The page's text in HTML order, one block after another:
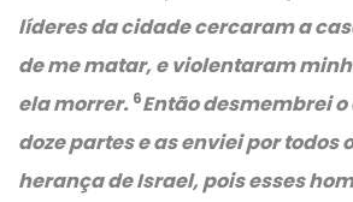
líderes da cidade cercaram a
de me matar, e violentaram
ela morrer. 6Então desmembrei
doze partes e as enviei por todos
herança de Israel, pois esses